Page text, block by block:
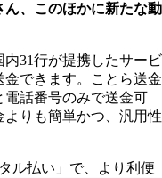
、このほかに新たな動
31行が提携したサービ
金できます。ことら送金
話番号のみで送金可
りも簡単かつ、汎用性
ル払い」で、より利便